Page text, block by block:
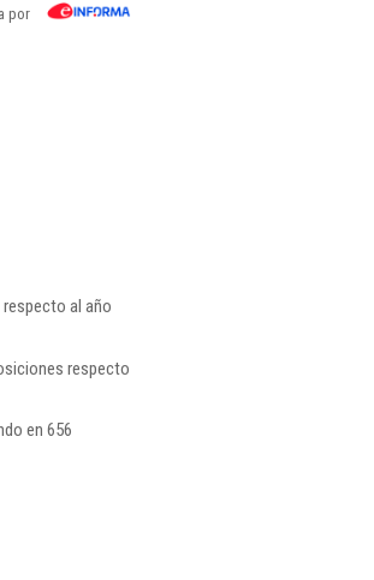
por
al año
respecto
en 656